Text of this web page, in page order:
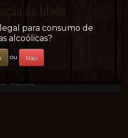
e adega on-line!
0 - R$0,00
de Idade
para consumo de
alcoólicas?
ou Não